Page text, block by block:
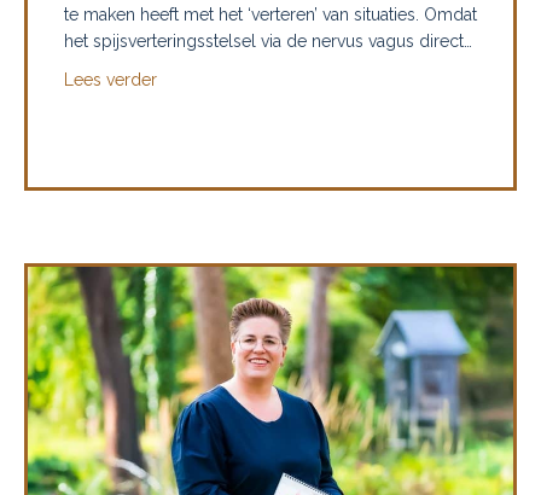
te maken heeft met het ‘verteren’ van situaties. Omdat
het spijsverteringsstelsel via de nervus vagus direct…
Lees verderabout Darmklachten en emoties: Waarom je